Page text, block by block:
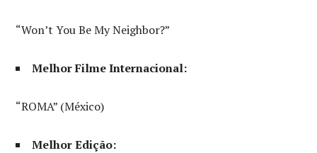
“Won’t You Be My Neighbor?”
Melhor Filme Internacional:
“ROMA” (México)
Melhor Edição: